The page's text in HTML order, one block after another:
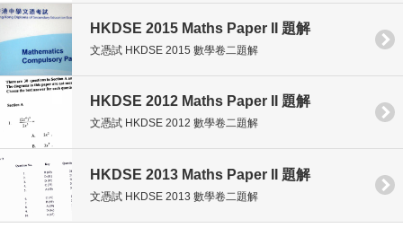
HKDSE 2015 Maths Paper II 題解
文憑試 HKDSE 2015 數學卷二題解
HKDSE 2012 Maths Paper II 題解
文憑試 HKDSE 2012 數學卷二題解
HKDSE 2013 Maths Paper II 題解
文憑試 HKDSE 2013 數學卷二題解